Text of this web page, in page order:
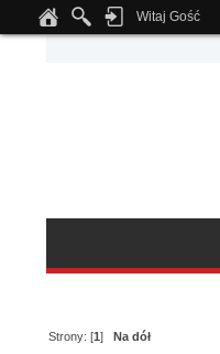
Notice: Undefined index:
Witaj Gość
Strony: [1]Na dół